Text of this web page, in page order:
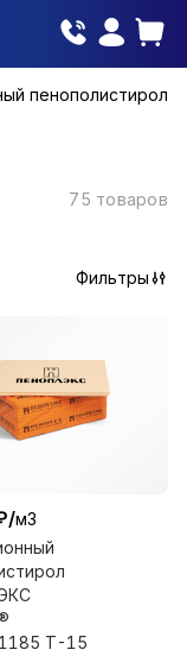
пенополистирол
75 товаров
Фильтры
/м3
Т-15